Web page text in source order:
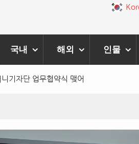
국내 해외 인물
기자단 업무협약식 맺어